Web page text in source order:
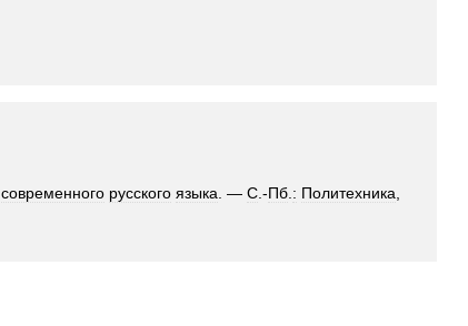
современного русского языка . — С .-Пб : Политехника